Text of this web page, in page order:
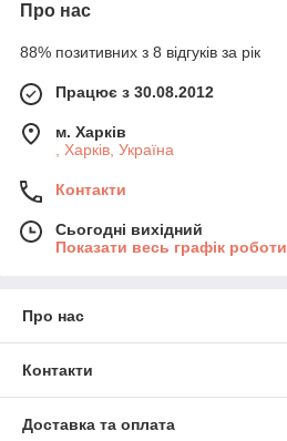
Про нас
88% позитивних з 8 відгуків за рік
Працює з 30.08.2012
м. Харків
, Харків, Україна
Контакти
Сьогодні вихідний
Показати весь графік роботи
Про нас
Контакти
Доставка та оплата